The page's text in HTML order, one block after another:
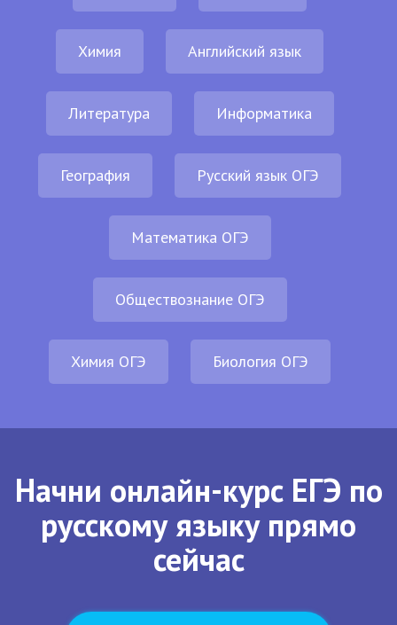
Химия Английский язык
Литература Информатика
География Русский язык ОГЭ
Математика ОГЭ
Обществознание ОГЭ
Химия ОГЭ Биология ОГЭ
Начни онлайн-курс ЕГЭ по
русскому языку прямо
сейчас